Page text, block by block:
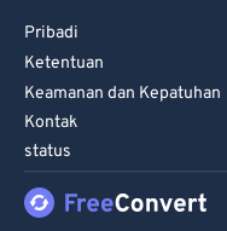
Pribadi
Ketentuan
Keamanan dan Kepatuhan
Kontak
status